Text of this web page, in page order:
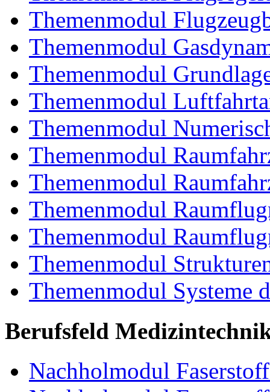
Themenmodul
Themenmodul
Themenmodul
Themenmodul
Themenmodul
Themenmodul
Themenmodul
Themenmodul
Themenmodul
Themenmodul
Themenmodul Systeme
Berufsfeld
Nachholmodul